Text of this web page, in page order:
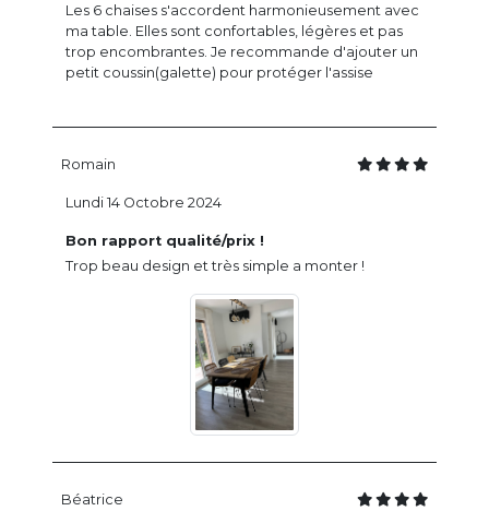
Les 6 chaises s'accordent harmonieusement avec
ma table. Elles sont confortables, légères et pas
trop encombrantes. Je recommande d'ajouter un
petit coussin(galette) pour protéger l'assise
Romain
Bon rapport qualité/prix !
Trop beau design et très simple a monter !
Lundi 14 Octobre 2024
Béatrice